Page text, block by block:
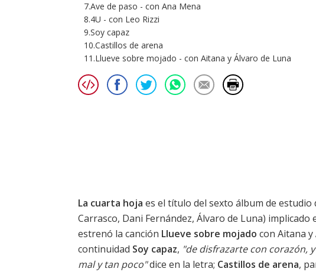
7.Ave de paso - con Ana Mena
8.4U - con Leo Rizzi
9.Soy capaz
10.Castillos de arena
11.Llueve sobre mojado - con Aitana y Álvaro de Luna
La cuarta hoja es el título del sexto álbum de estudio
Carrasco, Dani Fernández, Álvaro de Luna)
estrenó la canción Llueve sobre mojado con Aitana
continuidad Soy capaz, "de disfrazarte con corazón,
mal y tan poco"dice en la letra; Castillos de arena,